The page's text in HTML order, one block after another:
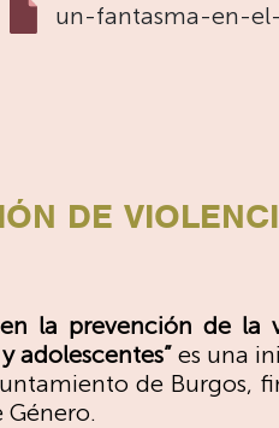
un-fantasma-en-
DE
la prevención de la
adolescentes” es una
de Burgos,
Género.